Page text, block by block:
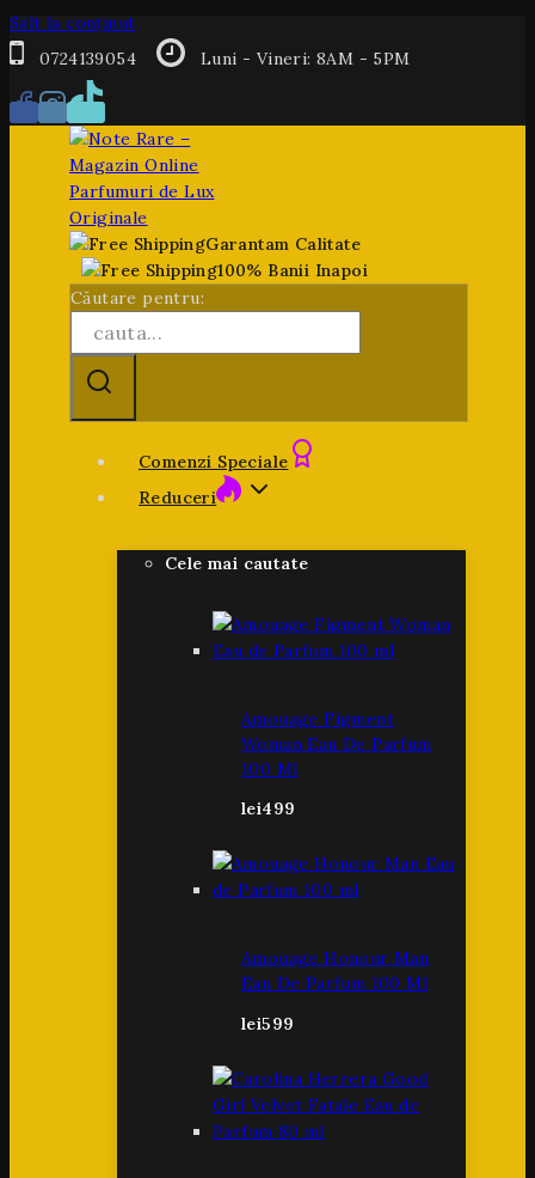
Salt la conținut
0724139054
Luni - Vineri: 8AM - 5PM
Garantam Calitate
100% Banii Inapoi
Căutare pentru:
Comenzi Speciale
Reduceri
Cele mai cautate
Amouage Figment
Woman Eau De Parfum
100 Ml
lei499
Amouage Honour Man
Eau De Parfum 100 Ml
lei599